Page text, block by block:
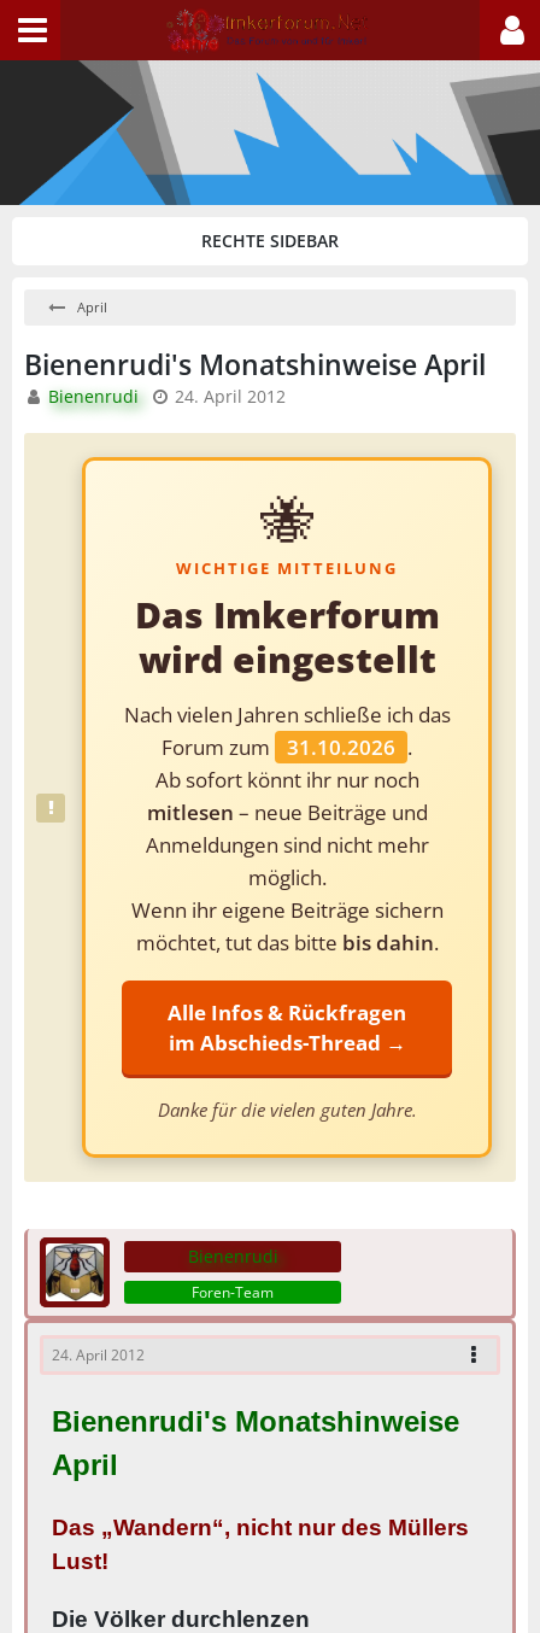
April
Bienenrudi's Monatshinweise April
Bienenrudi 24. April 2012
🐝
WICHTIGE MITTEILUNG
Das Imkerforum
wird eingestellt
Nach vielen Jahren schließe ich das
Forum zum
31.10.2026 .
Ab sofort könnt ihr nur noch
mitlesen – neue Beiträge und
Anmeldungen sind nicht mehr
möglich.
Wenn ihr eigene Beiträge sichern
möchtet, tut das bitte bis dahin.
Alle Infos & Rückfragen
im Abschieds-Thread →
Danke für die vielen guten Jahre.
Bienenrudi
Foren-Team
24. April 2012
Bienenrudi's Monatshinweise
April
Das „Wandern“, nicht nur des Müllers
Lust!
Die Völker durchlenzen